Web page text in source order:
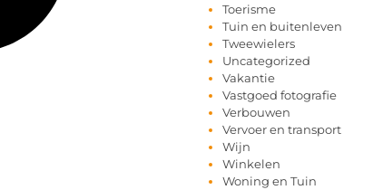
Toerisme
Tuin en buitenleven
Tweewielers
Uncategorized
Vakantie
Vastgoed fotografie
Verbouwen
Vervoer en transport
Wijn
Winkelen
Woning en Tuin